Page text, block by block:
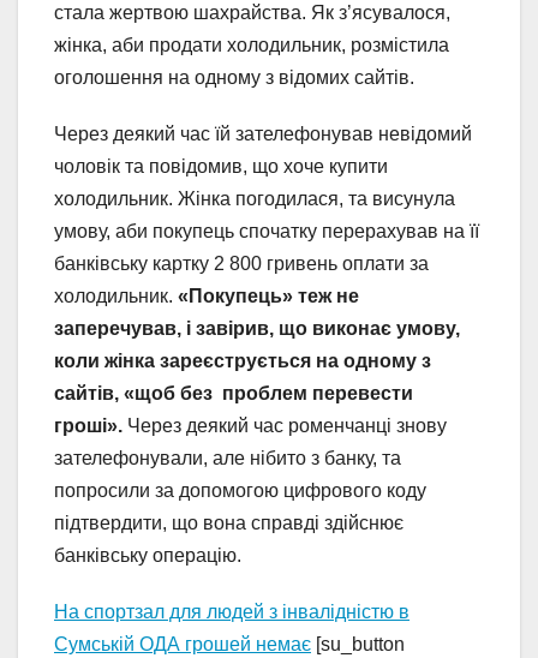
стала жертвою шахрайства. Як з’ясувалося,
жінка, аби продати холодильник, розмістила
оголошення на одному з відомих сайтів.
Через деякий час їй зателефонував невідомий
чоловік та повідомив, що хоче купити
холодильник. Жінка погодилася, та висунула
умову, аби покупець спочатку перерахував на її
банківську картку 2 800 гривень оплати за
холодильник. «Покупець» теж не
заперечував, і завірив, що виконає умову,
коли жінка зареєструється на одному з
сайтів, «щоб без проблем перевести
гроші». Через деякий час роменчанці знову
зателефонували, але нібито з банку, та
попросили за допомогою цифрового коду
підтвердити, що вона справді здійснює
банківську операцію.
На спортзал для людей з інвалідністю в
Сумській ОДА грошей немає [su_button